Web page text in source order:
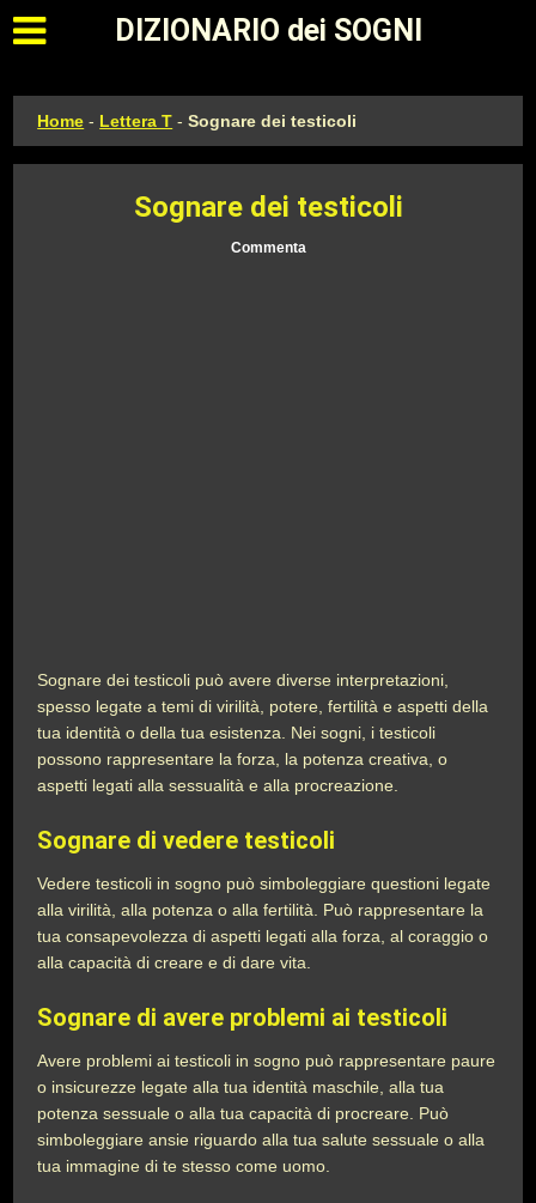
Apri il menu principale
DIZIONARIO dei SOGNI
Home - Lettera T -Sognare dei testicoli
Sognare dei testicoli
Commenta
Sognare dei testicoli può avere diverse interpretazioni,
spesso legate a temi di virilità, potere, fertilità e aspetti della
tua identità o della tua esistenza. Nei sogni, i testicoli
possono rappresentare la forza, la potenza creativa, o
aspetti legati alla sessualità e alla procreazione.
Sognare di vedere testicoli
Vedere testicoli in sogno può simboleggiare questioni legate
alla virilità, alla potenza o alla fertilità. Può rappresentare la
tua consapevolezza di aspetti legati alla forza, al coraggio o
alla capacità di creare e di dare vita.
Sognare di avere problemi ai testicoli
Avere problemi ai testicoli in sogno può rappresentare paure
o insicurezze legate alla tua identità maschile, alla tua
potenza sessuale o alla tua capacità di procreare. Può
simboleggiare ansie riguardo alla tua salute sessuale o alla
tua immagine di te stesso come uomo.